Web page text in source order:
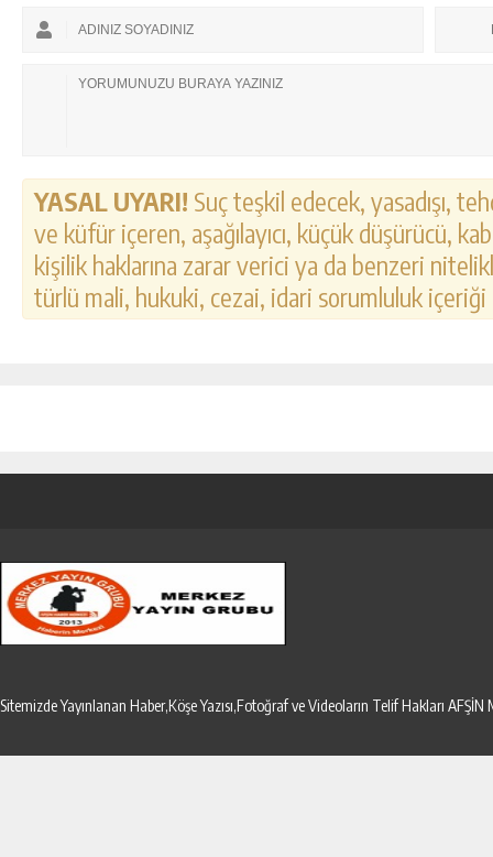
YASAL UYARI! Suç teşkil edecek, yasadışı,
ve küfür içeren, aşağılayıcı, küçük düşürücü,
kişilik haklarına zarar verici ya da benzeri
türlü mali, hukuki, cezai, idari sorumluluk
Sitemizde Yayınlanan Haber,Köşe Yazısı,Fotoğraf ve Videoların Telif Hakları